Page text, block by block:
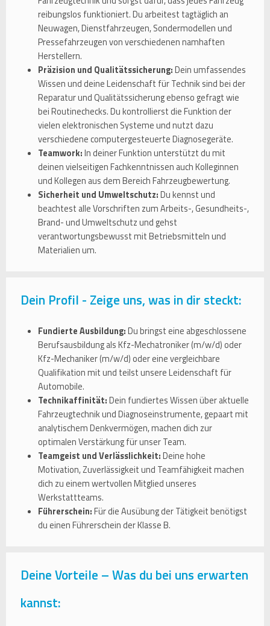
reibungslos funktioniert. Du arbeitest tagtäglich an
Neuwagen, Dienstfahrzeugen, Sondermodellen und
Pressefahrzeugen von verschiedenen namhaften
Herstellern.
Präzision und Qualitätssicherung:Dein umfassendes
Wissen und deine Leidenschaft für Technik sind bei der
Reparatur und Qualitätssicherung ebenso gefragt wie
bei Routinechecks. Du kontrollierst die Funktion der
vielen elektronischen Systeme und nutzt dazu
verschiedene computergesteuerte Diagnosegeräte.
Teamwork:In deiner Funktion unterstützt du mit
deinen vielseitigen Fachkenntnissen auch Kolleginnen
und Kollegen aus dem Bereich Fahrzeugbewertung.
Sicherheit und Umweltschutz:Du kennst und
beachtest alle Vorschriften zum Arbeits-, Gesundheits-,
Brand- und Umweltschutz und gehst
verantwortungsbewusst mit Betriebsmitteln und
Materialien um.
Dein Profil - Zeige uns, was in dir steckt:
Fundierte Ausbildung:Du bringst eine abgeschlossene
Berufsausbildung als Kfz-Mechatroniker (m/w/d) oder
Kfz-Mechaniker (m/w/d) oder eine vergleichbare
Qualifikation mit und teilst unsere Leidenschaft für
Automobile.
Technikaffinität:Dein fundiertes Wissen über aktuelle
Fahrzeugtechnik und Diagnoseinstrumente, gepaart mit
analytischem Denkvermögen, machen dich zur
optimalen Verstärkung für unser Team.
Teamgeist und Verlässlichkeit:Deine hohe
Motivation, Zuverlässigkeit und Teamfähigkeit machen
dich zu einem wertvollen Mitglied unseres
Werkstattteams.
Führerschein:Für die Ausübung der Tätigkeit benötigst
du einen Führerschein der Klasse B.
Deine Vorteile – Was du bei uns erwarten
kannst: